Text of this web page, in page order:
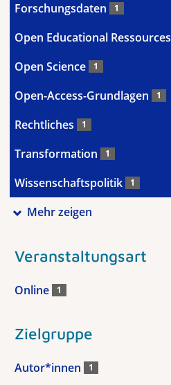
Forschungsdaten 1
Open Educational Ressources
Open Science 1
Open-Access-Grundlagen 1
Rechtliches 1
Transformation 1
Wissenschaftspolitik 1
Mehr zeigen
Veranstaltungsart
Online 1
Zielgruppe
Autor*innen 1